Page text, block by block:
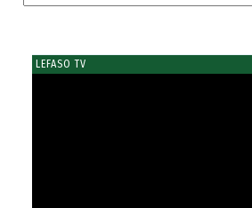
LEFASO TV